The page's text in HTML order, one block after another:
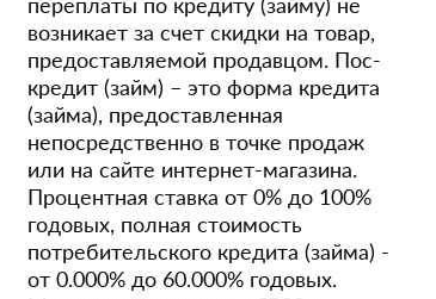
возникает за счет скидки на товар,
предоставляемой продавцом. Пос-
кредит (займ) – это форма кредита
(займа), предоставленная
непосредственно в точке продаж
или на сайте интернет-магазина.
Процентная ставка от 0% до 100%
годовых, полная стоимость
потребительского кредита (займа) -
от 0.000% до 60.000% годовых.